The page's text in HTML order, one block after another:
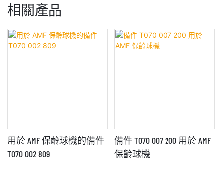
相關產品
用於 AMF 保齡球機的備件
T070 002 809
備件 T070 007 200 用於 AMF
保齡球機